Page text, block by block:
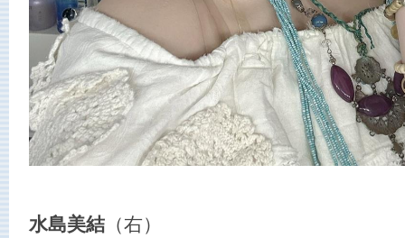
水島美結 （右）